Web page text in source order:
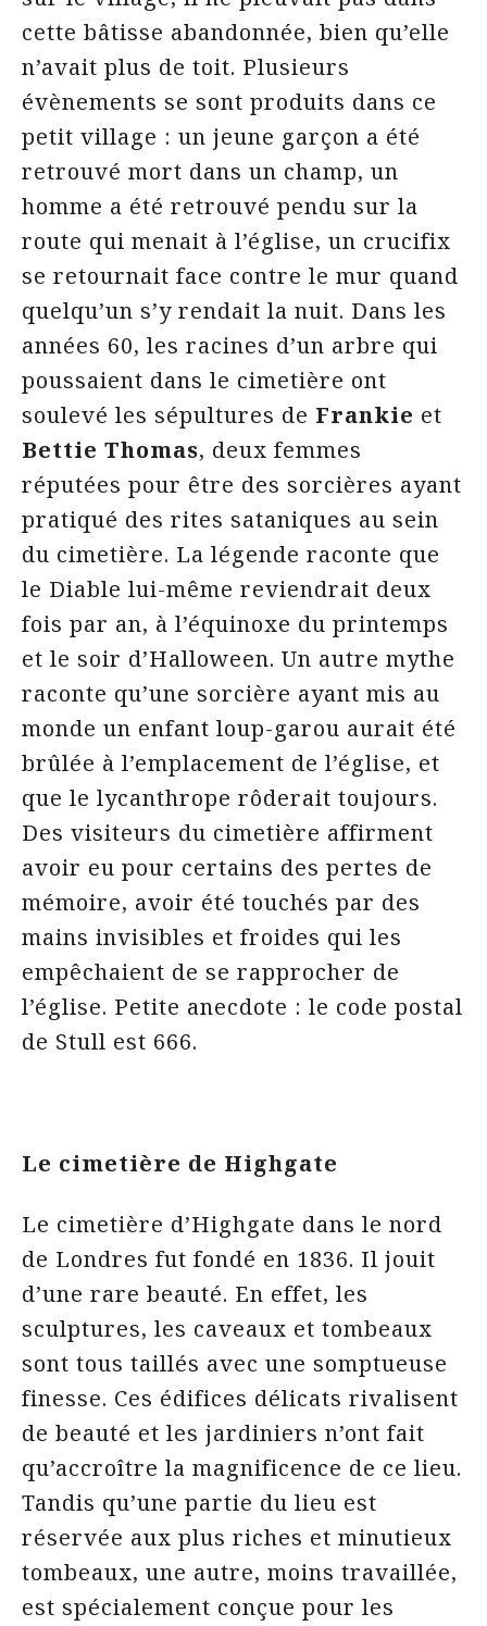
cette bâtisse abandonnée, bien qu’elle
n’avait plus de toit. Plusieurs
évènements se sont produits dans ce
petit village : un jeune garçon a été
retrouvé mort dans un champ, un
homme a été retrouvé pendu sur la
route qui menait à l’église, un crucifix
se retournait face contre le mur quand
quelqu’un s’y rendait la nuit. Dans les
années 60, les racines d’un arbre qui
poussaient dans le cimetière ont
soulevé les sépultures de Frankie et
Bettie Thomas, deux femmes
réputées pour être des sorcières ayant
pratiqué des rites sataniques au sein
du cimetière. La légende raconte que
le Diable lui-même reviendrait deux
fois par an, à l’équinoxe du printemps
et le soir d’Halloween. Un autre mythe
raconte qu’une sorcière ayant mis au
monde un enfant loup-garou aurait été
brûlée à l’emplacement de l’église, et
que le lycanthrope rôderait toujours.
Des visiteurs du cimetière affirment
avoir eu pour certains des pertes de
mémoire, avoir été touchés par des
mains invisibles et froides qui les
empêchaient de se rapprocher de
l’église. Petite anecdote : le code postal
de Stull est 666.
Le cimetière de Highgate
Le cimetière d’Highgate dans le nord
de Londres fut fondé en 1836. Il jouit
d’une rare beauté. En effet, les
sculptures, les caveaux et tombeaux
sont tous taillés avec une somptueuse
finesse. Ces édifices délicats rivalisent
de beauté et les jardiniers n’ont fait
qu’accroître la magnificence de ce lieu.
Tandis qu’une partie du lieu est
réservée aux plus riches et minutieux
tombeaux, une autre, moins travaillée,
est spécialement conçue pour les